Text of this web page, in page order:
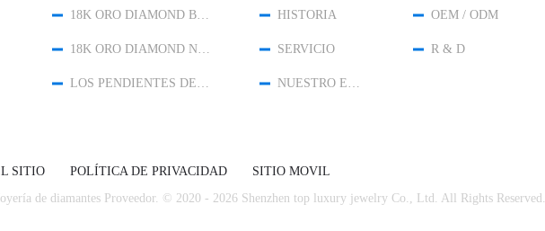
18K ORO DIAMOND BRACELET
18K ORO DIAMOND NECKLACE
LOS PENDIENTES DE DIAMANTES DE ORO DE 18K
HISTORIA
SERVICIO
NUESTRO EQUIPO
OEM / ODM
R & D
SITIO POLÍTICA DE PRIVACIDAD
SITIO MOVIL
de diamantes Proveedor. © 2020 - 2026 Shenzhen top luxury jewelry Co., Ltd. All Rights Reserved.